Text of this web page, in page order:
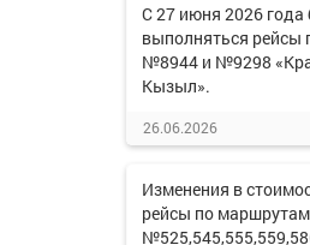
С 27 июня 2026 года
выполняться рейсы
№8944 и №9298
Кызыл».
26.06.2026
Изменения в
рейсы по